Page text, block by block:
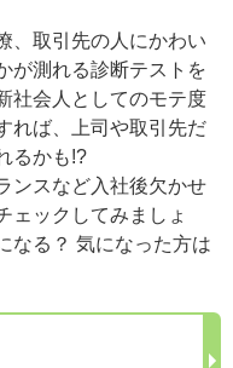
、取引先の人にかわい
が測れる診断テストを
社会人としてのモテ度
れば、上司や取引先だ
るかも!?
ンスなど入社後欠かせ
ェックしてみましょ
なる？ 気になった方は